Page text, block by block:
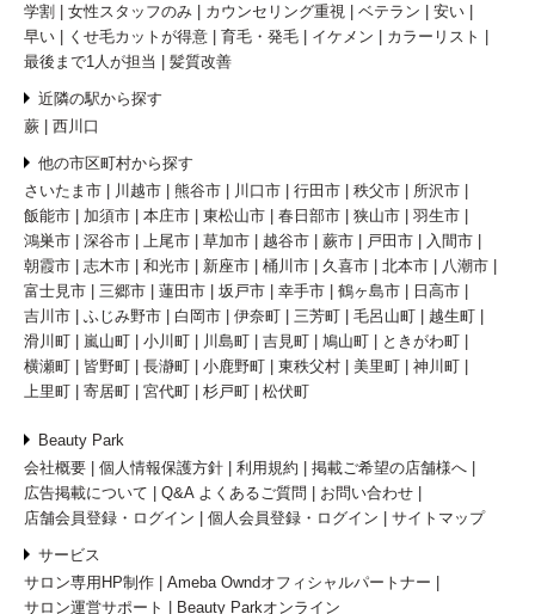
学割
女性スタッフのみ カウンセリング重視 ベテラン
安い
早い
くせ毛カットが得意 育毛・発毛 イケメン
カラーリスト
最後まで1人が担当
髪質改善
近隣の駅から探す
蕨
西川口
他の市区町村から探す
さいたま市
川越市 熊谷市 川口市 行田市 秩父市
所沢市
飯能市
加須市 本庄市 東松山市 春日部市 狭山市
羽生市
鴻巣市
深谷市 上尾市 草加市 越谷市 蕨市 戸田市
入間市
朝霞市
志木市 和光市 新座市 桶川市 久喜市 北本市
八潮市
富士見市
三郷市 蓮田市 坂戸市 幸手市 鶴ヶ島市
日高市
吉川市
ふじみ野市 白岡市 伊奈町 三芳町 毛呂山町
越生町
滑川町
嵐山町 小川町 川島町 吉見町 鳩山町
ときがわ町
横瀬町
皆野町 長瀞町 小鹿野町 東秩父村 美里町
神川町
上里町
寄居町 宮代町 杉戸町 松伏町
Beauty Park
会社概要
個人情報保護方針 利用規約
掲載ご希望の店舗様へ
広告掲載について
Q&A よくあるご質問
お問い合わせ
店舗会員登録・ログイン
個人会員登録・ログイン サイトマップ
サービス
サロン専用HP制作
Ameba Owndオフィシャルパートナー
サロン運営サポート
Beauty Parkオンライン